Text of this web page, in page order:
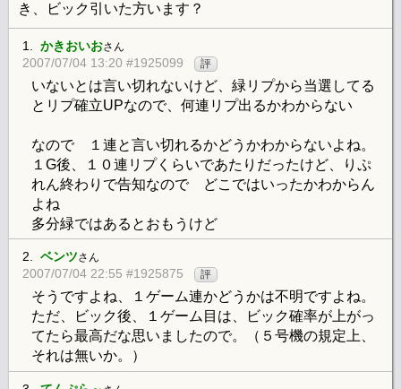
き、ビック引いた方います？
1. かきおいおさん
2007/07/04 13:20 #1925099 評
いないとは言い切れないけど、緑リプから当選してる
とリプ確立UPなので、何連リプ出るかわからない
なので １連と言い切れるかどうかわからないよね。
１G後、１０連リプくらいであたりだったけど、りぷ
れん終わりで告知なので どこではいったかわからん
よね
多分緑ではあるとおもうけど
2. ベンツさん
2007/07/04 22:55 #1925875 評
そうですよね、１ゲーム連かどうかは不明ですよね。
ただ、ビック後、１ゲーム目は、ビック確率が上がっ
てたら最高だな思いましたので。（５号機の規定上、
それは無いか。）